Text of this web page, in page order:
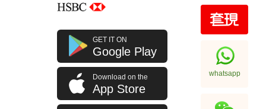
GET IT ON
Google Play
Download on the
App Store
whatsapp